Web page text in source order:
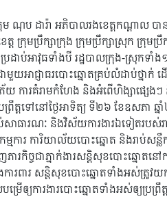
ប ដារ៉ា អភិបាលរងខេត្តកណ្តាល បាន
ខេត្ត ក្រុមប្រឹក្សាក្រុង ក្រុមប្រឹក្សាស្រុ
ងប្រដាប់អាវុធទាំងបី រដ្ឋបាលក្រុង-ស្
មួយអាជ្ញាធរបោះឆ្នោតគ្រប់លំដាប់ថ្នា
ការគំរាមកំហែង និងអំពើហិង្សាផ្សេង
តទៅនៅថ្ងៃអាទិត្យ ទី២៦ ខែឧសភា ឆ្
ារណៈ និងវិស័យការងារឯទៀតរបស់រា
ារ ការិយាល័យបោះឆ្នោត និងរាប់សន្
ារកិច្ចជាភ្នាក់ងារសន្តិសុខបោះឆ្ន
ារពារ សន្តិសុខបោះឆ្នោតទាំងអស់ត្រូវ
ម្រើឲ្យការងារបោះឆ្នោតទាំងអស់ឲ្យប្